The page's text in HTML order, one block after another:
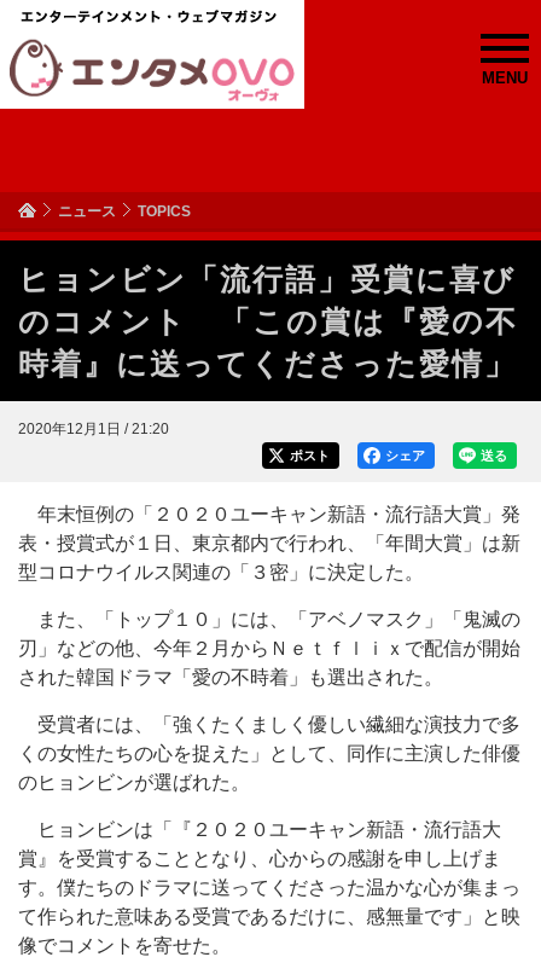
MENU
ニュース TOPICS
ヒョンビン「流行語」受賞に喜び
のコメント 「この賞は『愛の不
時着』に送ってくださった愛情」
2020年12月1日 / 21:20
送る
シェア
ポスト
年末恒例の「２０２０ユーキャン新語・流行語大賞」発
表・授賞式が１日、東京都内で行われ、「年間大賞」は新
型コロナウイルス関連の「３密」に決定した。
また、「トップ１０」には、「アベノマスク」「鬼滅の
刃」などの他、今年２月からＮｅｔｆｌｉｘで配信が開始
された韓国ドラマ「愛の不時着」も選出された。
受賞者には、「強くたくましく優しい繊細な演技力で多
くの女性たちの心を捉えた」として、同作に主演した俳優
のヒョンビンが選ばれた。
ヒョンビンは「『２０２０ユーキャン新語・流行語大
賞』を受賞することとなり、心からの感謝を申し上げま
す。僕たちのドラマに送ってくださった温かな心が集まっ
て作られた意味ある受賞であるだけに、感無量です」と映
像でコメントを寄せた。